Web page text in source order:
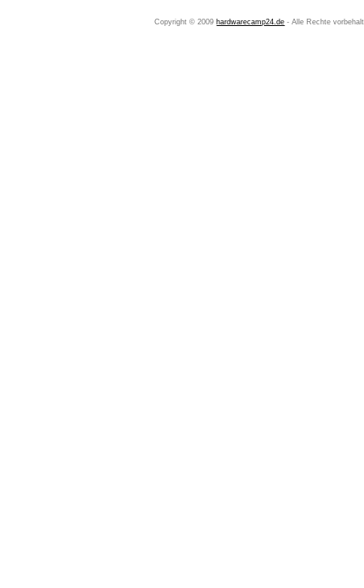
Copyright © 2009 hardwarecamp24.de - Alle Rechte